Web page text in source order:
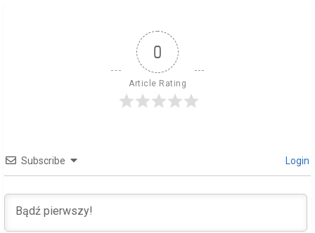
d
i
n
0
Article Rating
Subscribe Login